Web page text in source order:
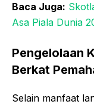
Baca Juga:
Asa Piala Dunia
Pengelolaan
Berkat
Selain manfaat